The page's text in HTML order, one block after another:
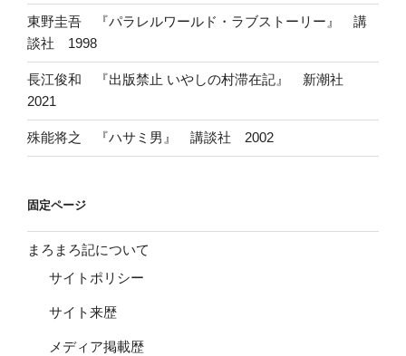
東野圭吾 『パラレルワールド・ラブストーリー』 講
談社 1998
長江俊和 『出版禁止 いやしの村滞在記』 新潮社
2021
殊能将之 『ハサミ男』 講談社 2002
固定ページ
まろまろ記について
サイトポリシー
サイト来歴
メディア掲載歴